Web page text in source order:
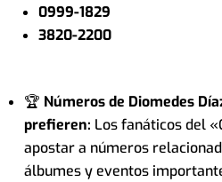
0999-1829
3820-2200
🏆 Números de Diomedes
prefieren: Los fanáticos del
apostar a números
álbumes y eventos